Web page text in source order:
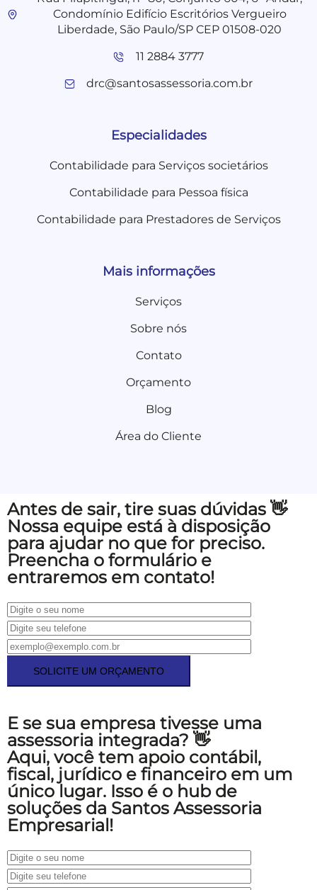
Condomínio Edifício Escritórios Vergueiro
Liberdade, São Paulo/SP CEP 01508-020
11 2884 3777
drc@santosassessoria.com.br
Especialidades
Contabilidade para Serviços societários
Contabilidade para Pessoa física
Contabilidade para Prestadores de Serviços
Mais informações
Serviços
Sobre nós
Contato
Orçamento
Blog
Área do Cliente
Antes de sair, tire suas dúvidas 👋
Nossa equipe está à disposição
para ajudar no que for preciso.
Preencha o formulário e
entraremos em contato!
E se sua empresa tivesse uma
assessoria integrada? 👋
Aqui, você tem apoio contábil,
fiscal, jurídico e financeiro em um
único lugar. Isso é o hub de
soluções da Santos Assessoria
Empresarial!